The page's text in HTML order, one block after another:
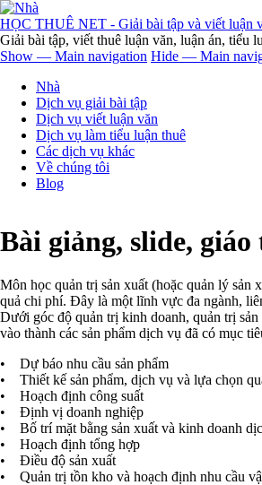
Nhảy
đến
nội
dung
HỌC THUÊ NET - Giải bài tập và viết luận
Giải bài tập, viết thuê luận văn, luận án, tiểu
Main
navigation
Show — Main navigation Hide — Main
Nhà
Dịch vụ giải bài tập
Dịch vụ viết luận văn
Dịch vụ làm tiểu luận thuê
Các dịch vụ khác
Về chúng tôi
Blog
Bài giảng, slide,
Môn học quản trị sản xuất (hoặc quản lý sản
quả chi phí. Đây là một lĩnh vực đa ngành,
Dưới góc độ quản trị kinh doanh, quản trị
vào thành các sản phẩm dịch vụ đã có mục
• Dự báo nhu cầu sản phẩm
• Thiết kế sản phẩm, dịch vụ và lựa chọn
• Hoạch định công suất
• Định vị doanh nghiệp
• Bố trí mặt bằng sản xuất và kinh doanh
• Hoạch định tổng hợp
• Điều độ sản xuất
• Quản trị tồn kho và hoạch định nhu cầu